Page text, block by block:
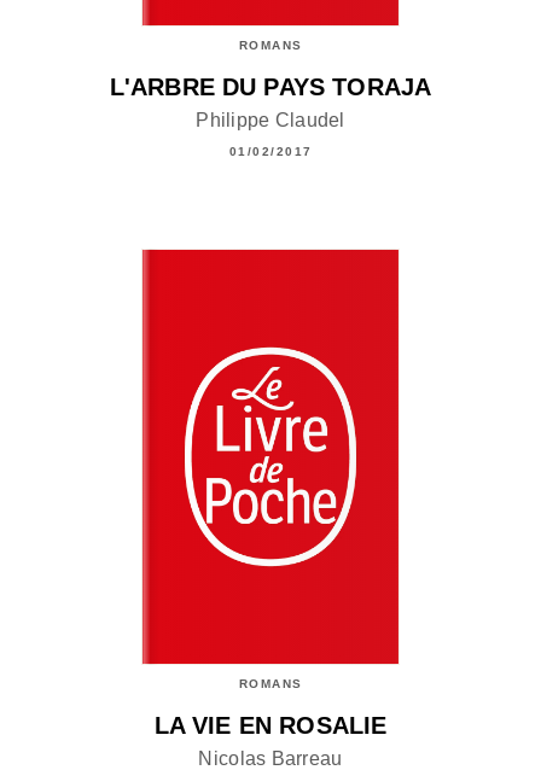
ROMANS
L'ARBRE DU PAYS TORAJA
Philippe Claudel
01/02/2017
ROMANS
LA VIE EN ROSALIE
Nicolas Barreau